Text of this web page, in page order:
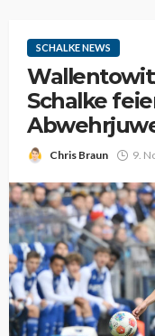
SCHALKE NEWS
Schalke
Chris Braun 9.